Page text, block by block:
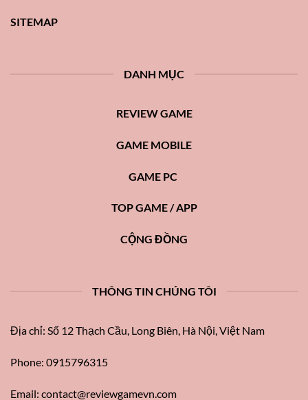
SITEMAP
DANH MỤC
REVIEW GAME
GAME MOBILE
GAME PC
TOP GAME / APP
CỘNG ĐỒNG
THÔNG TIN CHÚNG TÔI
Địa chỉ: Số 12 Thạch Cầu, Long Biên, Hà Nội, Việt Nam
Phone: 0915796315
Email: contact@reviewgamevn.com